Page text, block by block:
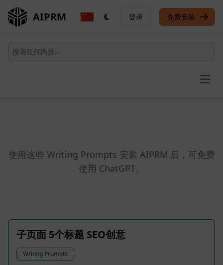
AIPRM 登录 免费安装
使用这些 Writing Prompts 安装 AIPRM 后，可免费
使用 ChatGPT。
子页面 5个标题 SEO创意
Writing Prompts